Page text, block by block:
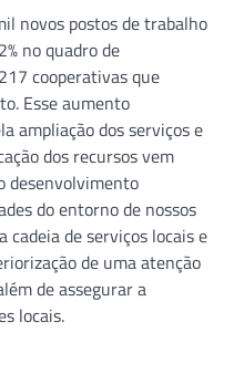
novos postos de trabalho
no quadro de
cooperativas que
Esse aumento
ampliação dos serviços e
dos recursos vem
desenvolvimento
do entorno de nossos
de serviços locais e
de uma atenção
de assegurar a
locais.